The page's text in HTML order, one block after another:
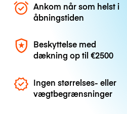
Ankom når som helst i
åbningstiden
Beskyttelse med
dækning op til€2500
Ingen størrelses- eller
vægtbegrænsninger